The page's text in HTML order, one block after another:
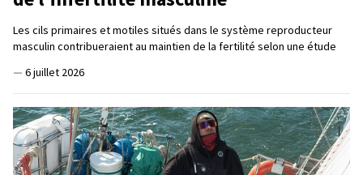
Les cils primaires et motiles situés dans le système reproducteur
masculin contribueraient au maintien de la fertilité selon une étude
— 6 juillet 2026